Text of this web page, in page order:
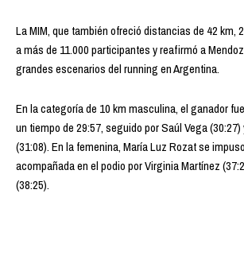
La MIM, que también ofreció distancias de 42 km,
a más de 11.000 participantes y reafirmó a
grandes escenarios del running en Argentina.
En la categoría de 10 km masculina, el ganador
un tiempo de 29:57, seguido por Saúl Vega
(31:08). En la femenina, María Luz Rozat se
acompañada en el podio por Virginia Martínez
(38:25).